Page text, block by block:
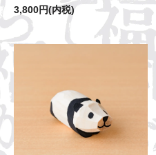
3,800円(内税)